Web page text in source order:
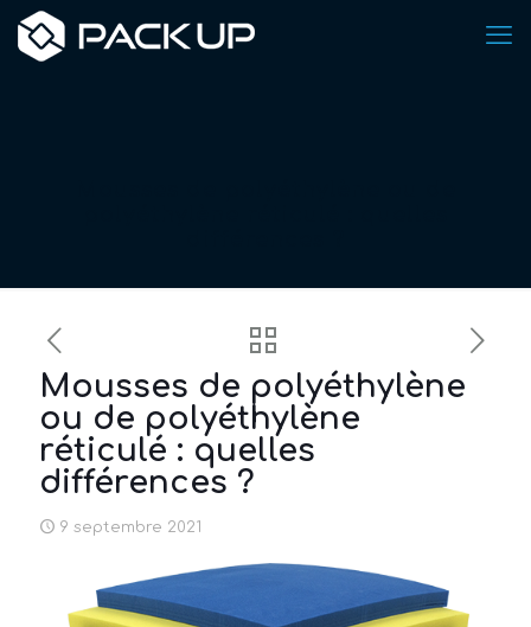
Mousses de polyéthylène
ou de polyéthylène
réticulé : quelles
différences ?
9 septembre 2021